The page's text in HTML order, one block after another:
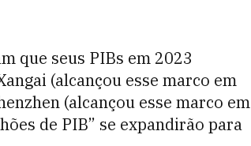
que seus PIBs em 2023
(alcançou esse marco em
(alcançou esse marco em
de PIB” se expandirão para